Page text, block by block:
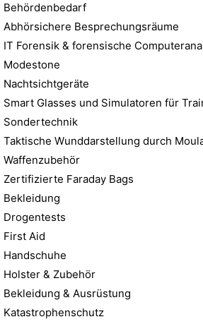
Behördenbedarf
Abhörsichere Besprechungsräume
IT Forensik & forensische
Modestone
Nachtsichtgeräte
Smart Glasses und Simulatoren für
Sondertechnik
Taktische Wunddarstellung durch
Waffenzubehör
Zertifizierte Faraday Bags
Bekleidung
Drogentests
First Aid
Handschuhe
Holster & Zubehör
Bekleidung & Ausrüstung
Katastrophenschutz